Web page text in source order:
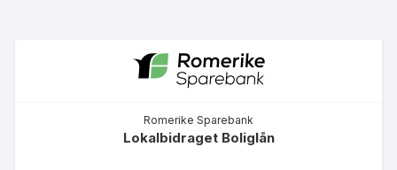
Romerike Sparebank
Lokalbidraget Boliglån